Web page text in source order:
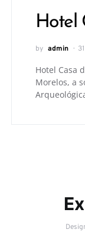
Hotel
by admin
Hotel Casa
Morelos, a